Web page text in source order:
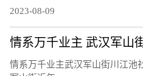
2023-08-09
情系万千业主武汉军山街川江池